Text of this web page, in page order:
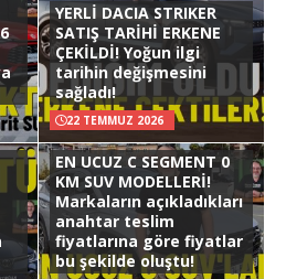
YERLİ DACIA STRIKER
SATIŞ TARİHİ ERKENE
ÇEKİLDİ! Yoğun ilgi
tarihin değişmesini
sağladı!
22 TEMMUZ 2026
EN UCUZ C SEGMENT 0
KM SUV MODELLERİ!
Markaların açıkladıkları
anahtar teslim
fiyatlarına göre fiyatlar
bu şekilde oluştu!